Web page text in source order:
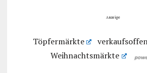
Anzeige
Töpfermärkte
Weihnachtsmärkte